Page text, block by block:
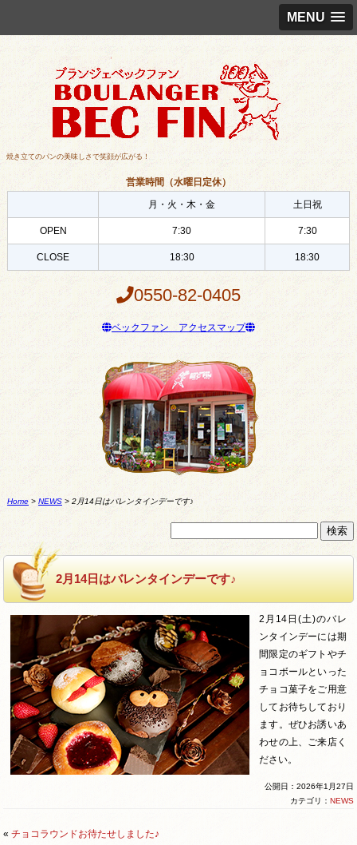
MENU
焼き立てのパンの美味しさで笑顔が広がる！
営業時間（水曜日定休）
月・火・木・金
土日祝
OPEN 7:30 7:30
CLOSE 18:30 18:30
0550-82-0405
ベックファン アクセスマップ
Home> NEWS> 2月14日はバレンタインデーです♪
2月14日はバレンタインデーです♪
2月14日(土)のバレ
ンタインデーには期
間限定のギフトやチ
ョコボールといった
チョコ菓子をご用意
してお待ちしており
ます。ぜひお誘いあ
わせの上、ご来店く
ださい。
公開日：2026年1月27日
カテゴリ： NEWS
«チョコラウンドお待たせしました♪